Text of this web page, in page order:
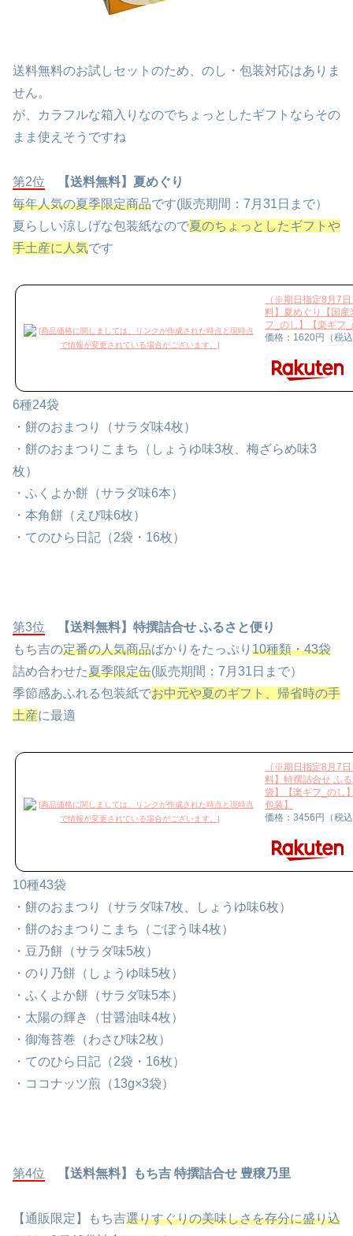
送料無料のお試しセットのため、のし・包装対応はありま
せん。
が、カラフルな箱入りなのでちょっとしたギフトならその
まま使えそうですね
第2位
【送料無料】夏めぐり
毎年人気の夏季限定商品です(販売期間：7月31日まで）
夏らしい涼しげな包装紙なので夏のちょっとしたギフトや
手土産に人気です
（※期日指定8月7
料】夏めぐり【国
フ_のし】【楽ギフ
価格：1620円（税
6種24袋
・餅のおまつり（サラダ味4枚）
・餅のおまつりこまち（しょうゆ味3枚、梅ざらめ味3
枚）
・ふくよか餅（サラダ味6本）
・本角餅（えび味6枚）
・てのひら日記（2袋・16枚）
第3位
【送料無料】特撰詰合せ ふるさと便り
もち吉の定番の人気商品ばかりをたっぷり 10種類・43袋
詰め合わせた夏季限定缶(販売期間：7月31日まで）
季節感あふれる包装紙でお中元や夏のギフト、帰省時の手
土産に最適
（※期日指定8月7
料】特撰詰合せ ふ
袋】【楽ギフ_のし
包装】
価格：3456円（税
10種43袋
・餅のおまつり（サラダ味7枚、しょうゆ味6枚）
・餅のおまつりこまち（ごぼう味4枚）
・豆乃餅（サラダ味5枚）
・のり乃餅（しょうゆ味5枚）
・ふくよか餅（サラダ味5本）
・太陽の輝き（甘醤油味4枚）
・御海苔巻（わさび味2枚）
・てのひら日記（2袋・16枚）
・ココナッツ煎（13g×3袋）
第4位 【送料無料】もち吉 特撰詰合せ 豊穣乃里
【通販限定】もち吉選りすぐりの美味しさを存分に盛り込